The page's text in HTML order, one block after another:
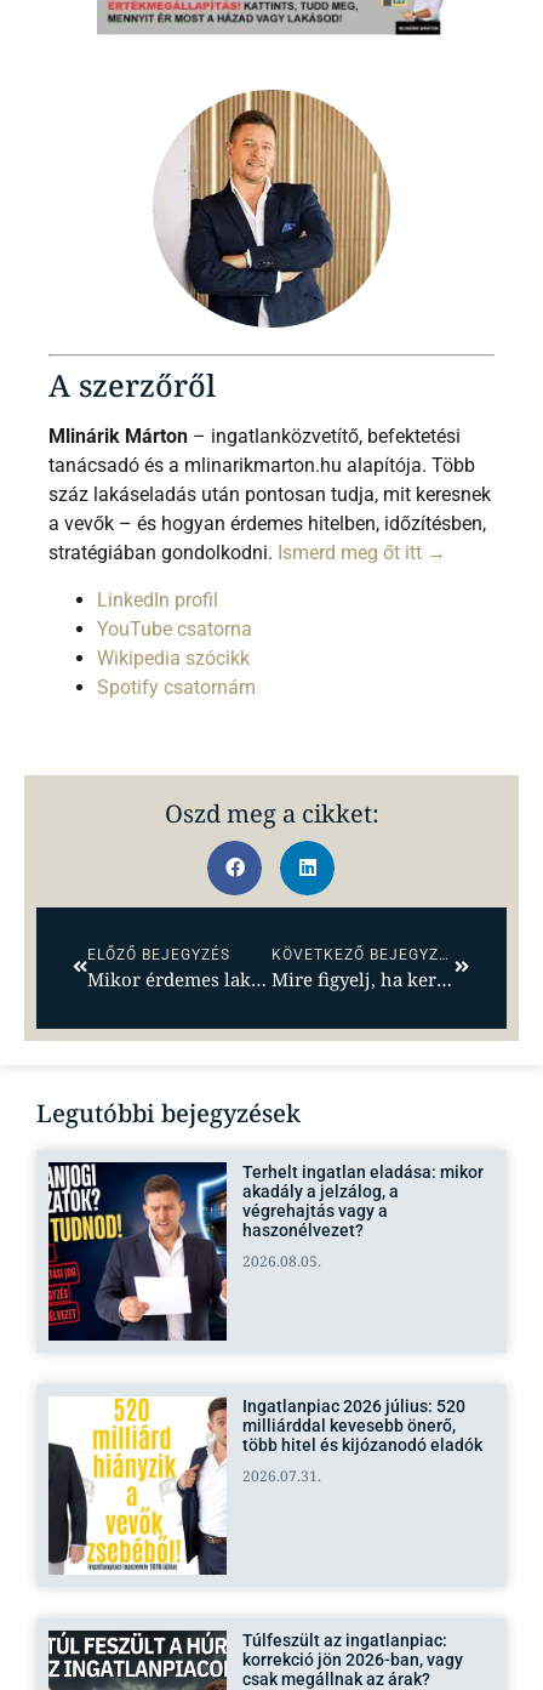
A szerzőről
Mlinárik Márton – ingatlanközvetítő, befektetési
tanácsadó és a mlinarikmarton.hu alapítója. Több
száz lakáseladás után pontosan tudja, mit keresnek
a vevők – és hogyan érdemes hitelben, időzítésben,
stratégiában gondolkodni. Ismerd meg őt itt →
LinkedIn profil
YouTube csatorna
Wikipedia szócikk
Spotify csatornám
Oszd meg a cikket:
ELŐZŐ BEJEGYZÉS
Mikor érdemes lakást venni? Lehet, hogy máris késő?
KÖVETKEZŐ BEJEGYZÉS
Mire figyelj, ha kertes házra cserélnéd a lakásodat?!
Legutóbbi bejegyzések
Terhelt ingatlan eladása: mikor
akadály a jelzálog, a
végrehajtás vagy a
haszonélvezet?
2026.08.05.
Ingatlanpiac 2026 július: 520
milliárddal kevesebb önerő,
több hitel és kijózanodó eladók
2026.07.31.
Túlfeszült az ingatlanpiac:
korrekció jön 2026-ban, vagy
csak megállnak az árak?